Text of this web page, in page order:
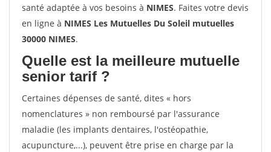
santé adaptée à vos besoins à NIMES. Faites votre devis
en ligne à NIMES Les Mutuelles Du Soleil mutuelles
30000 NIMES.
Quelle est la meilleure mutuelle
senior tarif ?
Certaines dépenses de santé, dites « hors
nomenclatures » non remboursé par l'assurance
maladie (les implants dentaires, l'ostéopathie,
acupuncture,...), peuvent être prise en charge par la